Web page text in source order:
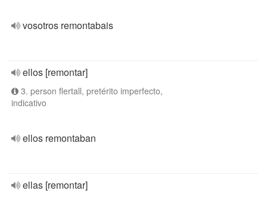
vosotros remontabais
ellos [remontar]
3. person flertall, pretérito imperfecto,
indicativo
ellos remontaban
ellas [remontar]